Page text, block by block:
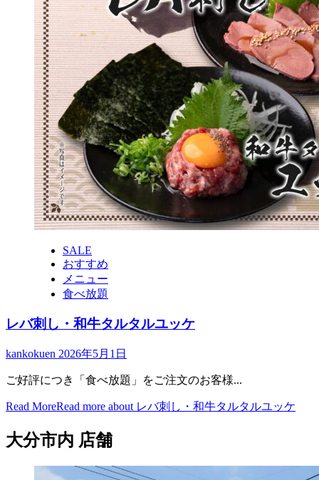
SALE
おすすめ
メニュー
食べ放題
レバ刺し・和牛タルタルユッケ
kankokuen 2026年5月1日
ご好評につき「食べ放題」をご注文のお客様...
Read MoreRead more about レバ刺し・和牛タルタルユッケ
大分市内 店舗